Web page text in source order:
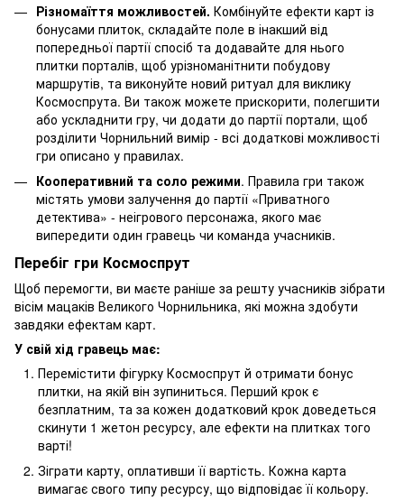
Різномаїття можливостей. Комбінуйте ефекти карт із
бонусами плиток, складайте поле в інакший від
попередньої партії спосіб та додавайте для нього
плитки порталів, щоб урізноманітнити побудову
маршрутів, та виконуйте новий ритуал для виклику
Космоспрута. Ви також можете прискорити, полегшити
або ускладнити гру, чи додати до партії портали, щоб
розділити Чорнильний вимір - всі додаткові можливості
гри описано у правилах.
Кооперативний та соло режими. Правила гри також
містять умови залучення до партії «Приватного
детектива» - неігрового персонажа, якого має
випередити один гравець чи команда учасників.
Перебіг гри Космоспрут
Щоб перемогти, ви маєте раніше за решту учасників зібрати
вісім мацаків Великого Чорнильника, які можна здобути
завдяки ефектам карт.
У свій хід гравець має:
Перемістити фігурку Космоспрут й отримати бонус
плитки, на якій він зупиниться. Перший крок є
безплатним, та за кожен додатковий крок доведеться
скинути 1 жетон ресурсу, але ефекти на плитках того
варті!
Зіграти карту, оплативши її вартість. Кожна карта
вимагає свого типу ресурсу, що відповідає її кольору.